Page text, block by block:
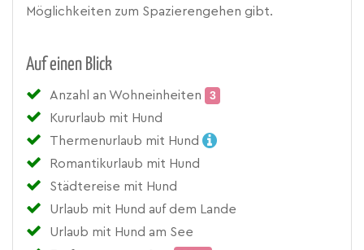
Möglichkeiten zum Spazierengehen gibt.
Auf einen Blick
Anzahl an Wohneinheiten
3
Kururlaub mit Hund
Thermenurlaub mit Hund
Romantikurlaub mit Hund
Städtereise mit Hund
Urlaub mit Hund auf dem Lande
Urlaub mit Hund am See